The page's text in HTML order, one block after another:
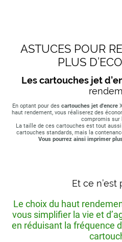
ASTUCES POUR
PLUS
Les cartouches jet
En optant pour des cartouches jet d'encre
haut rendement, vous réaliserez des
compromis sur
La taille de ces cartouches est tout
cartouches standards, mais la
Vous pourrez ainsi imprimer
Et ce n’est
Le choix du haut
vous simplifier la vie et
en réduisant la fréquence